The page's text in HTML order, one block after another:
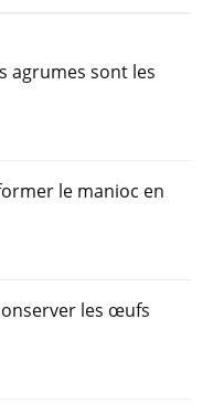
agrumes sont les
le manioc en
les œufs